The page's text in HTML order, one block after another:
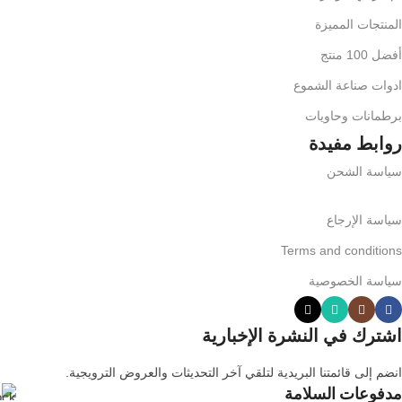
المنتجات المميزة
أفضل 100 منتج
ادوات صناعة الشموع
برطمانات وحاويات
روابط مفيدة
سياسة الشحن
سياسة الإرجاع
Terms and conditions
سياسة الخصوصية
اشترك في النشرة الإخبارية
انضم إلى قائمتنا البريدية لتلقي آخر التحديثات والعروض الترويجية.
مدفوعات السلامة